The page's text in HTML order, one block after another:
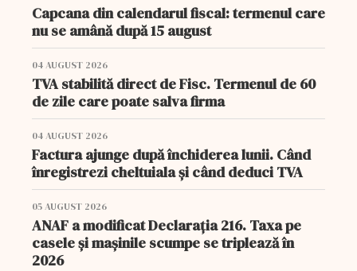
Capcana din calendarul fiscal: termenul care
nu se amână după 15 august
04 AUGUST 2026
TVA stabilită direct de Fisc. Termenul de 60
de zile care poate salva firma
04 AUGUST 2026
Factura ajunge după închiderea lunii. Când
înregistrezi cheltuiala și când deduci TVA
05 AUGUST 2026
ANAF a modificat Declarația 216. Taxa pe
casele și mașinile scumpe se triplează în
2026